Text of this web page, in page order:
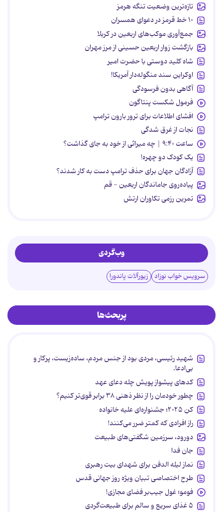
تازه‌ترین وضعیت تنگه هرمز
۱۰ خط قرمز در دعوای همسران
جمع‌آوری موکب‌های اربعین در کربلا
بازگشت زوار اربعین حسینی از مرز مهران
شاه کلید دوستی با حضرت امیر
اوکراین سند منگوله‌دار آمریکا!
آگاهی بدون فرسودگی
فرمول شکست پنتاگون
افشای اطلاعات برای ترور بارون ترامپ
نجات از غرق شدگی
ساعت ۹:۴۰ | چه میراثی از خود به جای گذاشت؟
یک کودک دو چهره!
آزادگان جهان برای حذف ترامپ دست به کار شدند؟
پیاده‌روی جاماندگان اربعین - قم
تمرین رزمی تکاوران ارتش
وب‌گردی
سرویس خواب نوزاد زیورآلات پاندورا
پربحث‌ها
شهید رئیسی، مردی بود از جنس مردم، ساده‌زیست، پرکار و
بی‌ادعا.
کدهای پیشواز پویش چله دعای عهد
چطور خودمان را از نظر ذهنی ۳۸ برابر قوی‌تر کنیم؟
کن ۲۰۲۵؛ جشنواره‌ای علیه خانواده
راز افرادی که کمتر ضرر می‌کنند!
دورود، سرزمین شگفتی‌های طبیعت
جان فدا
نماز لیله الدفن برای شهدای بیت رهبری
طرح اختصاصی تبیان ویژه روز جهانی قدس
فومو؛ غول جیب‌بر فضای مجازی!
۵ غذای سریع و سالم برای طبیعت‌گردی